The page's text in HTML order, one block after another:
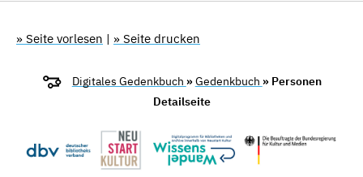
» Seite vorlesen | » Seite drucken
Digitales Gedenkbuch »Gedenkbuch » Personen
Detailseite